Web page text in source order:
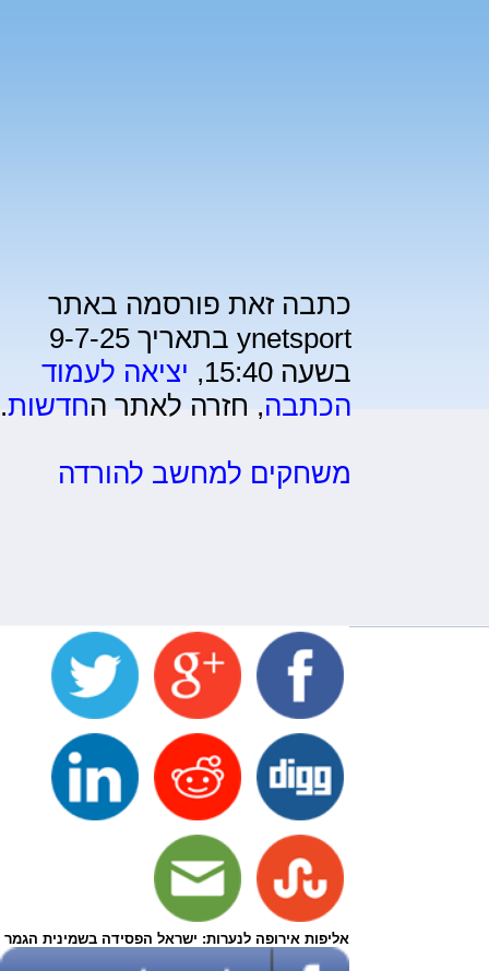
כתבה זאת פורסמה באתר
ynetsport בתאריך 9-7-25
בשעה 15:40,
יציאה לעמוד
הכתבה, חזרה לאתר החדשות.
משחקים למחשב להורדה
אליפות אירופה לנערות: ישראל הפסידה בשמינית הגמר